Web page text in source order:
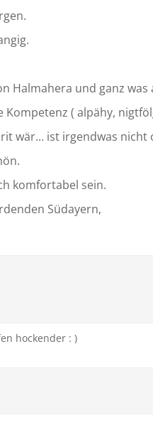
Halmahera und ganz was
( alpähy,
wär... ist irgendwas nicht
komfortabel sein.
Südayern,
hockender : )